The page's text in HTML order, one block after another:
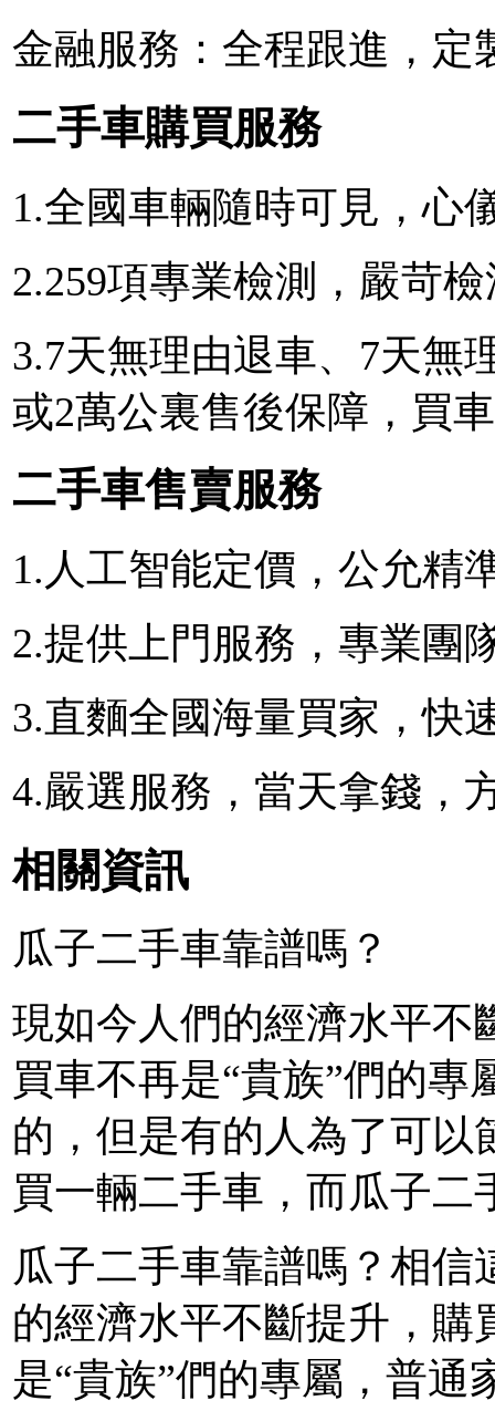
金融服務：全程跟進，定
二手車購買服務
1.全國車輛隨時可見，心
2.259項專業檢測，嚴苛
3.7天無理由退車、7天無
或2萬公裏售後保障，買
二手車售賣服務
1.人工智能定價，公允精
2.提供上門服務，專業團
3.直麵全國海量買家，快
4.嚴選服務，當天拿錢，
相關資訊
瓜子二手車靠譜嗎？
現如今人們的經濟水平不
買車不再是“貴族”們的
的，但是有的人為了可以
買一輛二手車，而瓜子
瓜子二手車靠譜嗎？相
的經濟水平不斷提升，購
是“貴族”們的專屬，普